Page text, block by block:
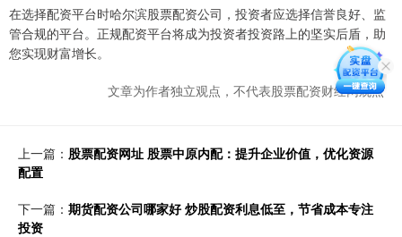
在选择配资平台时哈尔滨股票配资公司，投资者应选择信誉良好、监
管合规的平台。正规配资平台将成为投资者投资路上的坚实后盾，助
您实现财富增长。
文章为作者独立观点，不代表股票配资财经网观点
上一篇： 股票配资网址 股票中原内配：提升企业价值，优化资源
配置
下一篇： 期货配资公司哪家好 炒股配资利息低至，节省成本专注
投资